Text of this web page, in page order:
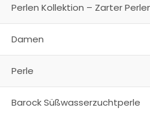
Perlen Kollektion – Zarter
Damen
Perle
Barock Süßwasserzuchtperle